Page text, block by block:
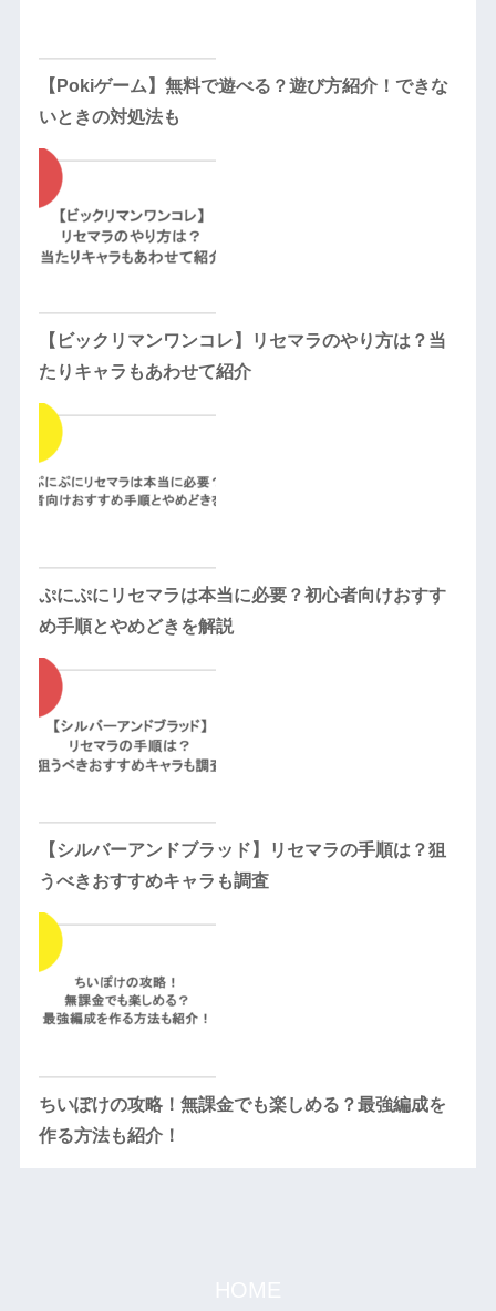
【Pokiゲーム】無料で遊べる？遊び方紹介！できな
いときの対処法も
【ビックリマンワンコレ】リセマラのやり方は？当
たりキャラもあわせて紹介
ぷにぷにリセマラは本当に必要？初心者向けおすす
め手順とやめどきを解説
【シルバーアンドブラッド】リセマラの手順は？狙
うべきおすすめキャラも調査
ちいぽけの攻略！無課金でも楽しめる？最強編成を
作る方法も紹介！